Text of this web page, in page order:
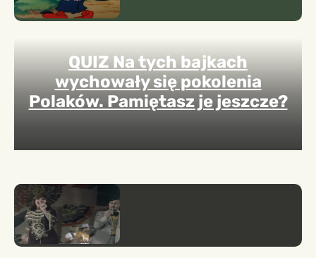
QUIZ Na tych bajkach
wychowały się pokolenia
Polaków. Pamiętasz je jeszcze?